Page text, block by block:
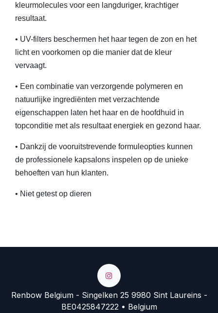
kleurmolecules voor een langduriger, krachtiger
resultaat.
• UV-filters beschermen het haar tegen de zon en het
licht en voorkomen op die manier dat de kleur
vervaagt.
• Een combinatie van verzorgende polymeren en
natuurlijke ingrediënten met verzachtende
eigenschappen laten het haar en de hoofdhuid in
topconditie met als resultaat energiek en gezond haar.
• Dankzij de vooruitstrevende formuleopties kunnen
de professionele kapsalons inspelen op de unieke
behoeften van hun klanten.
• Niet getest op dieren
Renbow Belgium - Singelken 25 9980 Sint Laureins -
BE0425847222 • Belgium